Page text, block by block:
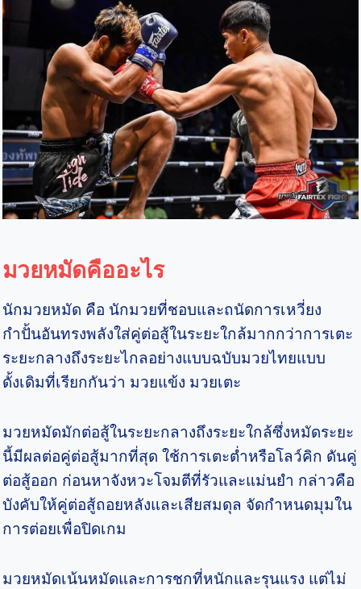
มวยหมัดคืออะไร
นักมวยหมัด คือ นักมวยที่ชอบและถนัดการเหวี่ยง
กำปั้นอันทรงพลังใส่คู่ต่อสู้ในระยะใกล้มากกว่าการเตะ
ระยะกลางถึงระยะไกลอย่างแบบฉบับมวยไทยแบบ
ดั้งเดิมที่เรียกกันว่า มวยแข้ง มวยเตะ
มวยหมัดมักต่อสู้ในระยะกลางถึงระยะใกล้ซึ่งหมัดระยะ
นี้มีผลต่อคู่ต่อสู้มากที่สุด ใช้การเตะต่ำหรือโลว์คิก ดันคู่
ต่อสู้ออก ก่อนหาจังหวะโจมตีที่รัวและแม่นยำ กล่าวคือ
บังคับให้คู่ต่อสู้ถอยหลังและเสียสมดุล จัดกำหนดมุมใน
การต่อยเพื่อปิดเกม
มวยหมัดเน้นหมัดและการชกที่หนักและรุนแรง แต่ไม่